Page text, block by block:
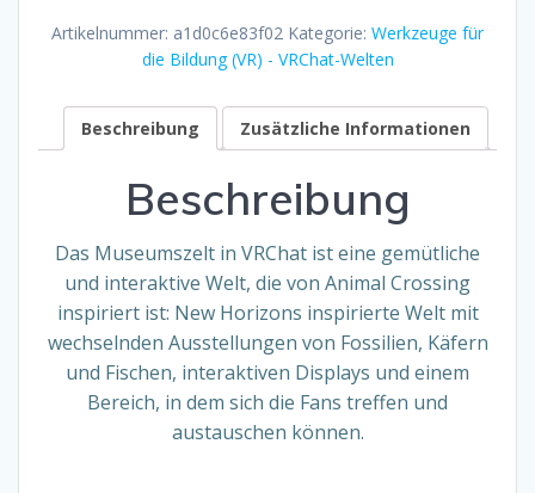
Artikelnummer: a1d0c6e83f02 Kategorie: Werkzeuge für
die Bildung (VR) - VRChat-Welten
Beschreibung Zusätzliche Informationen
Beschreibung
Das Museumszelt in VRChat ist eine gemütliche
und interaktive Welt, die von Animal Crossing
inspiriert ist: New Horizons inspirierte Welt mit
wechselnden Ausstellungen von Fossilien, Käfern
und Fischen, interaktiven Displays und einem
Bereich, in dem sich die Fans treffen und
austauschen können.